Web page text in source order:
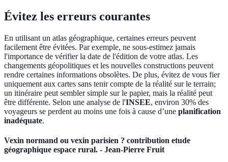
Évitez les erreurs courantes
En utilisant un atlas géographique, certaines erreurs peuvent
facilement être évitées. Par exemple, ne sous-estimez jamais
l'importance de vérifier la date de l'édition de votre atlas. Les
changements géopolitiques et les nouvelles constructions peuvent
rendre certaines informations obsolètes. De plus, évitez de vous fier
uniquement aux cartes sans tenir compte de la réalité sur le terrain;
un itinéraire peut sembler simple sur le papier, mais la réalité peut
être différente. Selon une analyse de l'INSEE, environ 30% des
voyageurs se perdent au moins une fois à cause d’une planification
inadéquate.
Vexin normand ou vexin parisien ? contribution etude
géographique espace rural. - Jean-Pierre Fruit